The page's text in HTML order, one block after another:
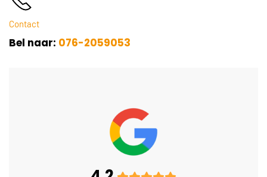
Contact
Bel naar: 076-2059053